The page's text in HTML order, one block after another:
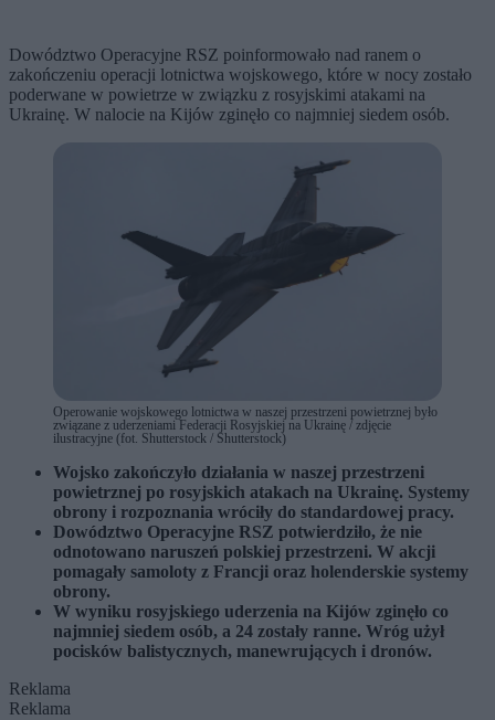
Dowództwo Operacyjne RSZ poinformowało nad ranem o
zakończeniu operacji lotnictwa wojskowego, które w nocy zostało
poderwane w powietrze w związku z rosyjskimi atakami na
Ukrainę. W nalocie na Kijów zginęło co najmniej siedem osób.
Operowanie wojskowego lotnictwa w naszej przestrzeni powietrznej było
związane z uderzeniami Federacji Rosyjskiej na Ukrainę / zdjęcie
ilustracyjne (fot. Shutterstock / Shutterstock)
Wojsko zakończyło działania w naszej przestrzeni
powietrznej po rosyjskich atakach na Ukrainę. Systemy
obrony i rozpoznania wróciły do standardowej pracy.
Dowództwo Operacyjne RSZ potwierdziło, że nie
odnotowano naruszeń polskiej przestrzeni. W akcji
pomagały samoloty z Francji oraz holenderskie systemy
obrony.
W wyniku rosyjskiego uderzenia na Kijów zginęło co
najmniej siedem osób, a 24 zostały ranne. Wróg użył
pocisków balistycznych, manewrujących i dronów.
Reklama
Reklama